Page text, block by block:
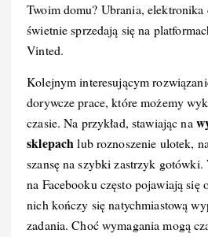
Twoim domu? Ubrania, elektronika
świetnie sprzedają się na
Vinted.
Kolejnym interesującym
dorywcze prace, które możemy
czasie. Na przykład, stawiając na
sklepachlub roznoszenie ulotek,
szansę na szybki zastrzyk
na Facebooku często pojawiają się
nich kończy się natychmiastową
zadania. Choć wymagania mogą